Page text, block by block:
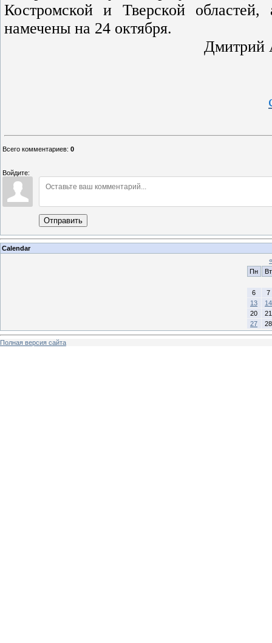
Костромской и Тверской
намечены на 24 октября.
Дмитрий
Всего комментариев: 0
Войдите:
Отправить
Calendar
«
Пн
Вт
6
7
13
14
20
21
27
28
Полная версия сайта